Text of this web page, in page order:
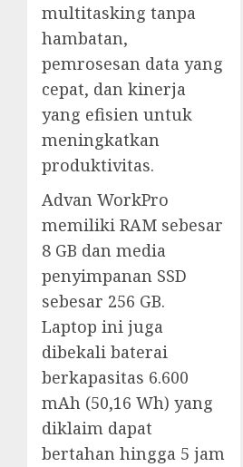
multitasking tanpa
hambatan,
pemrosesan data yang
cepat, dan kinerja
yang efisien untuk
meningkatkan
produktivitas.
Advan WorkPro
memiliki RAM sebesar
8 GB dan media
penyimpanan SSD
sebesar 256 GB.
Laptop ini juga
dibekali baterai
berkapasitas 6.600
mAh (50,16 Wh) yang
diklaim dapat
bertahan hingga 5 jam